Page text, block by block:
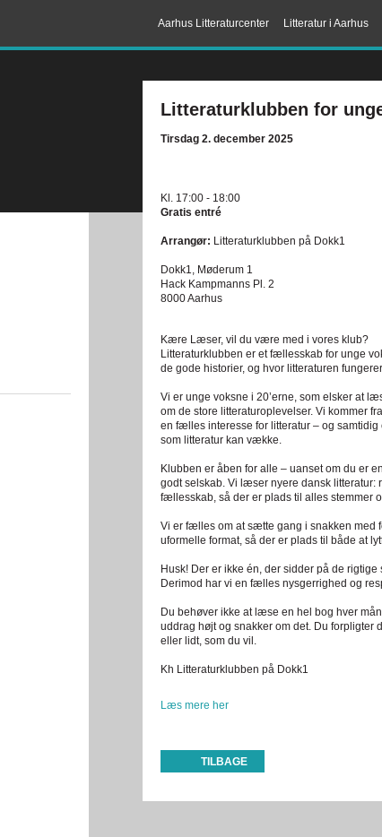
Litteratur i Aarhus
Aarhus Litteraturcenter
Litteraturklubben for
Tirsdag 2. december 2025
Kl. 17:00 - 18:00
Gratis entré
Arrangør: Litteraturklubben på Dokk1
Dokk1, Møderum 1
Hack Kampmanns Pl. 2
8000 Aarhus
Kære Læser, vil du være med i vores klub?
Litteraturklubben er et fællesskab for unge
de gode historier, og hvor litteraturen
Vi er unge voksne i 20’erne, som elsker at
om de store litteraturoplevelser. Vi kommer
en fælles interesse for litteratur – og samtidig
som litteratur kan vække.
Klubben er åben for alle – uanset om du er
godt selskab. Vi læser nyere dansk
fællesskab, så der er plads til alles stemmer
Vi er fælles om at sætte gang i snakken med
uformelle format, så der er plads til både at
Husk! Der er ikke én, der sidder på de
Derimod har vi en fælles nysgerrighed og
Du behøver ikke at læse en hel bog hver
uddrag højt og snakker om det. Du forpligter
eller lidt, som du vil.
Kh Litteraturklubben på Dokk1
Læs mere her
TILBAGE